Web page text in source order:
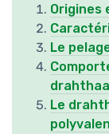
Origines
Le
Le